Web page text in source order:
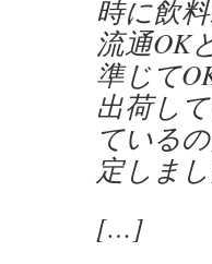
時に飲
流通OK
準じて
出荷し
ている
定しまし
[…]